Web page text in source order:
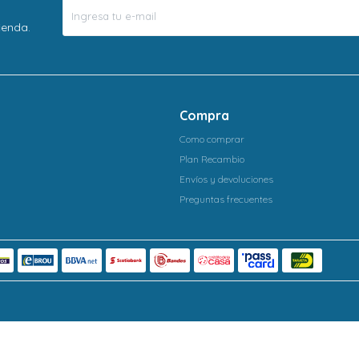
Compra
Como comprar
Plan Recambio
Envíos y devoluciones
Preguntas frecuentes